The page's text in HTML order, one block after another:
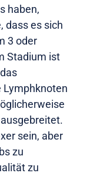
haben,
dass es sich
3 oder
Stadium ist
Lymphknoten
sein, aber
zu
zu